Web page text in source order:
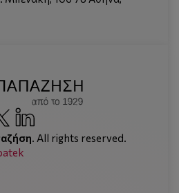
. All rights reserved.